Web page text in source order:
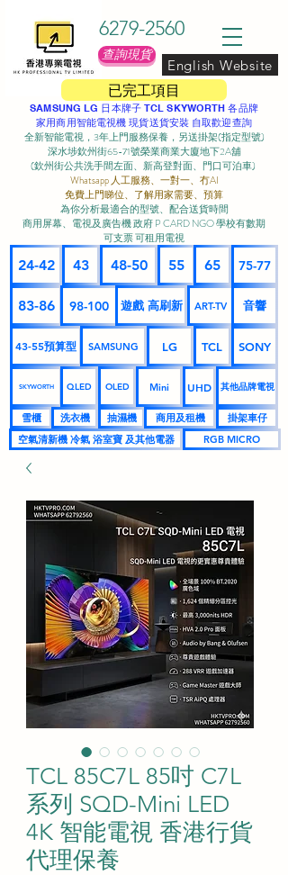
已完工項目
6279-2560
查詢現貨
English Website
SAMSUNG LG 日本牌子 TCL SKYWORTH 各品牌
家用商用智能電視機 現貨送貨安裝 自取歡迎查詢
全新智能電視，3年上門服務保養，另送掛架(指定型號)
深水埗欽州街65-71號榮業商業大廈地下2A舖
(欽州街公共洗手間左面、新高登對面、門口可泊車) ​
Whatsapp 人工服務、一對一、冇AI
免費上門睇位、了解用家需要、預算
為你分析最適合的型號、配合送貨時間
商用屏幕、電視及廣告機 政府 P CARD NGO 學校有數期
可支票 可租用電視
24-42 43 48-50 55 65 75-77
83-86 98-100 遊戲 高刷新 ART-TV 音響
43-55預算型 SAMSUNG LG TCL SONY
SKYWORTH QLED OLED Mini UHD 其他品牌電視
雪櫃 洗衣機 抽濕機 商用及租機
掛架車仔
空氣清新機 冷氣 浴室寶 及其他電器
RGB MICRO
TCL 85C7L 85吋 C7L
系列 SQD-Mini LED
4K 智能電視 香港行貨
代理保養